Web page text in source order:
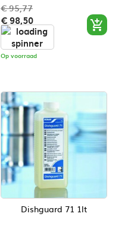
prijs
€ 95,77
€ 98,50
Op voorraad

Dishguard 71 1lt